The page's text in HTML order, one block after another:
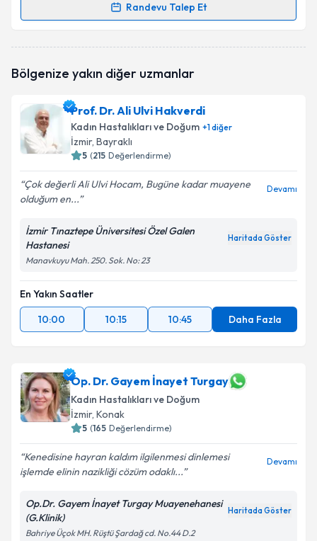
Randevu Talep Et
Randevu Takvimi Talebi
takvimi talebi oluşturun. Size bu uzmandan randevu
bilgilendireceğiz.
E-posta Adresiniz
Kişisel verilerimin işlenmesine ilişkin
kapsamda işlenmesini kabul ediyorum.
Bölgenize yakın diğer uzmanlar
Prof. Dr. Ali Ulvi Hakverdi
Kadın Hastalıkları ve Doğum +1diğer
İzmir, Bayraklı
5 (215 Değerlendirme)
Çok değerli Ali Ulvi Hocam, Bugüne kadar muayene
olduğum en...
Devamı
İzmir Tınaztepe Üniversitesi Özel Galen
Hastanesi
Haritada Göster
Manavkuyu Mah. 250. Sok. No: 23
En Yakın Saatler
10:00
10:15 10:45 Daha Fazla
Op. Dr. Gayem İnayet Turgay
Kadın Hastalıkları ve Doğum
İzmir, Konak
5 (165 Değerlendirme)
Kenedisine hayran kaldım ilgilenmesi dinlemesi
işlemde elinin nazikliği cözüm odaklı...
Devamı
Op.Dr. Gayem İnayet Turgay Muayenehanesi
(G.Klinik)
Haritada Göster
Bahriye Üçok MH. Rüştü Şardağ cd. No.44 D.2